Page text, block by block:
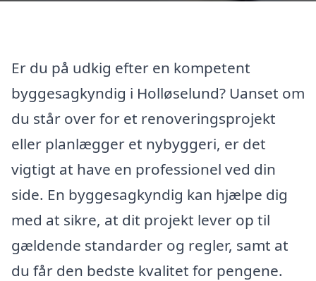
Er du på udkig efter en kompetent
byggesagkyndig i Holløselund? Uanset om
du står over for et renoveringsprojekt
eller planlægger et nybyggeri, er det
vigtigt at have en professionel ved din
side. En byggesagkyndig kan hjælpe dig
med at sikre, at dit projekt lever op til
gældende standarder og regler, samt at
du får den bedste kvalitet for pengene.